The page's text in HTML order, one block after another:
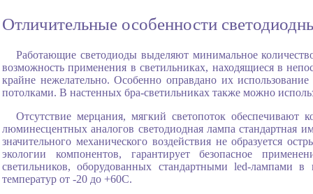
Отличительные особенности
Работающие светодиоды выделяют минимальное
возможность применения в светильниках, находящиеся в
крайне нежелательно. Особенно оправдано их
потолками. В настенных бра-светильниках также можно
Отсутствие мерцания, мягкий светопоток
люминесцентных аналогов светодиодная лампа стандартная
значительного механического воздействия не образуется
экологии компонентов, гарантирует безопасное
светильников, оборудованных стандартными led-
температур от -20 до +60С.